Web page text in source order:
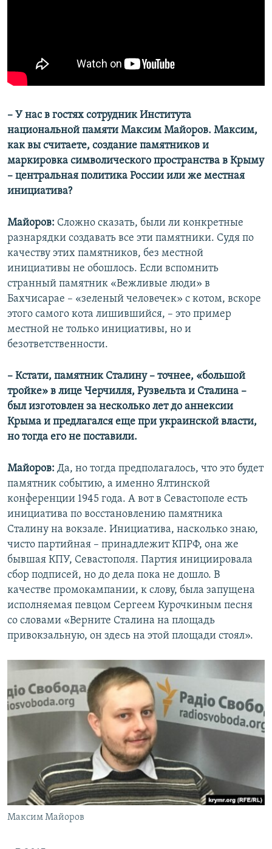
– У нас в гостях сотрудник Института
национальной памяти Максим Майоров. Максим,
как вы считаете, создание памятников и
маркировка символического пространства в Крыму
– центральная политика России или же местная
инициатива?
Майоров: Сложно сказать, были ли конкретные
разнарядки создавать все эти памятники. Судя по
качеству этих памятников, без местной
инициативы не обошлось. Если вспомнить
странный памятник «Вежливые люди» в
Бахчисарае – «зеленый человечек» с котом, вскоре
этого самого кота лишившийся, – это пример
местной не только инициативы, но и
безответственности.
– Кстати, памятник Сталину – точнее, «большой
тройке» в лице Черчилля, Рузвельта и Сталина –
был изготовлен за несколько лет до аннексии
Крыма и предлагался еще при украинской власти,
но тогда его не поставили.
Майоров: Да, но тогда предполагалось, что это будет
памятник событию, а именно Ялтинской
конференции 1945 года. А вот в Севастополе есть
инициатива по восстановлению памятника
Сталину на вокзале. Инициатива, насколько знаю,
чисто партийная – принадлежит КПРФ, она же
бывшая КПУ, Севастополя. Партия инициировала
сбор подписей, но до дела пока не дошло. В
качестве промокампании, к слову, была запущена
исполняемая певцом Сергеем Курочкиным песня
со словами «Верните Сталина на площадь
привокзальную, он здесь на этой площади стоял».
Максим Майоров